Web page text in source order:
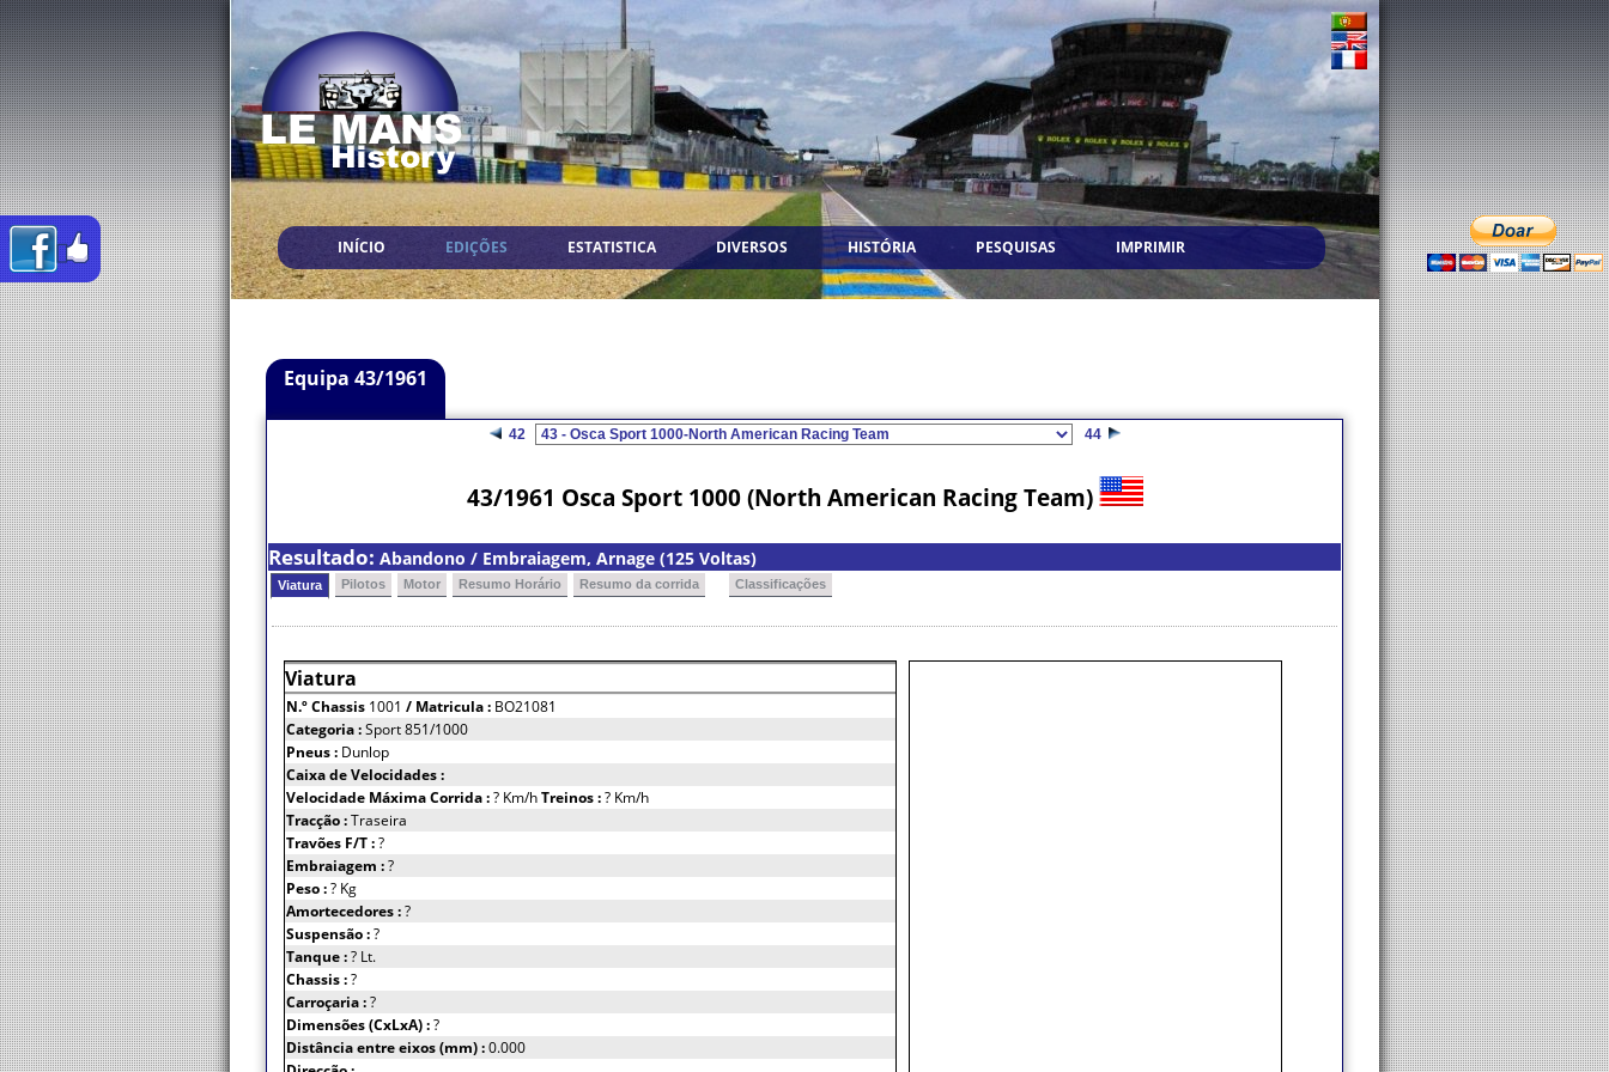
INÍCIO EDIÇÕES ESTATISTICA DIVERSOS HISTÓRIA PESQUISAS IMPRIMIR
Equipa 43/1961
42 44
43/1961 Osca Sport 1000 (North American Racing Team)
Resultado: Abandono / Embraiagem, Arnage (125 Voltas)
Viatura Pilotos Motor Resumo Horário Resumo da corrida Classificações
Viatura
N.º Chassis 1001 / Matricula : BO21081
Categoria :Sport 851/1000
Pneus : Dunlop
Caixa de Velocidades :
Velocidade Máxima Corrida :? Km/hTreinos :? Km/h
Tracção :Traseira
Travões F/T :?
Embraiagem :?
Peso :? Kg
Amortecedores :?
Suspensão :?
Tanque :? Lt.
Chassis :?
Carroçaria :?
Dimensões (CxLxA) :?
Distância entre eixos (mm) :0.000